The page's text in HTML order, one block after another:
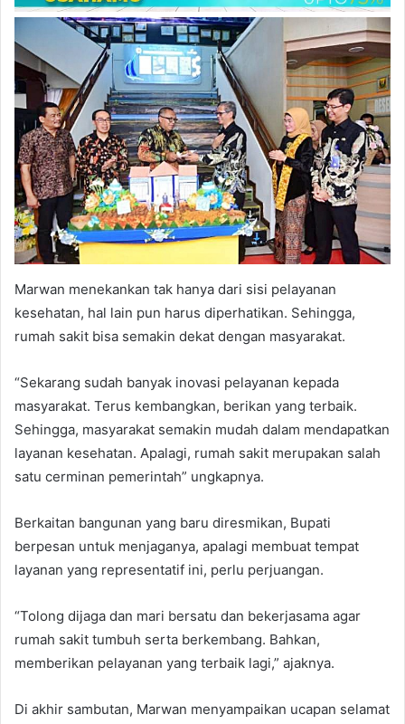
Marwan menekankan tak hanya dari sisi pelayanan
kesehatan, hal lain pun harus diperhatikan. Sehingga,
rumah sakit bisa semakin dekat dengan masyarakat.
“Sekarang sudah banyak inovasi pelayanan kepada
masyarakat. Terus kembangkan, berikan yang terbaik.
Sehingga, masyarakat semakin mudah dalam mendapatkan
layanan kesehatan. Apalagi, rumah sakit merupakan salah
satu cerminan pemerintah” ungkapnya.
Berkaitan bangunan yang baru diresmikan, Bupati
berpesan untuk menjaganya, apalagi membuat tempat
layanan yang representatif ini, perlu perjuangan.
“Tolong dijaga dan mari bersatu dan bekerjasama agar
rumah sakit tumbuh serta berkembang. Bahkan,
memberikan pelayanan yang terbaik lagi,” ajaknya.
Di akhir sambutan, Marwan menyampaikan ucapan selamat